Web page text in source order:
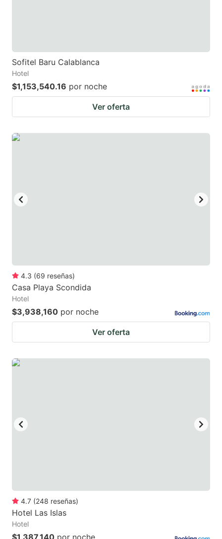
Sofitel Baru Calablanca
Hotel
$1,153,540.16 por noche
Ver oferta
4.3 (69 reseñas)
Casa Playa Scondida
Hotel
$3,938,160 por noche
Ver oferta
4.7 (248 reseñas)
Hotel Las Islas
Hotel
$1,387,140 por noche